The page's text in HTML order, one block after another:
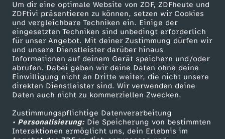
Um dir eine optimale Website von ZDF, ZDFheute und
ZDFtivi präsentieren zu können, setzen wir Cookies
und vergleichbare Techniken ein. Einige der
eingesetzten Techniken sind unbedingt erforderlich
für unser Angebot. Mit deiner Zustimmung dürfen wir
und unsere Dienstleister darüber hinaus
Informationen auf deinem Gerät speichern und/oder
abrufen. Dabei geben wir deine Daten ohne deine
Einwilligung nicht an Dritte weiter, die nicht unsere
direkten Dienstleister sind. Wir verwenden deine
Daten auch nicht zu kommerziellen Zwecken.
Zustimmungspflichtige Datenverarbeitung
• Personalisierung:Die Speicherung von bestimmten
Interaktionen ermöglicht uns, dein Erlebnis im
i
n
b
r
e
n
Mehr ZDF
ZDF-Apps
Smart TV
ZDFtext
Livestreams
Sendungen A-Z
Service
ZDFmitreden
Kontakt zum ZDF
Tickets
Zuschauerservice
Hilfe